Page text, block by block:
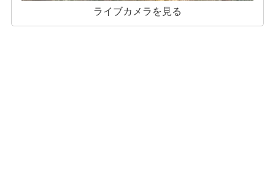
ライブカメラを見る